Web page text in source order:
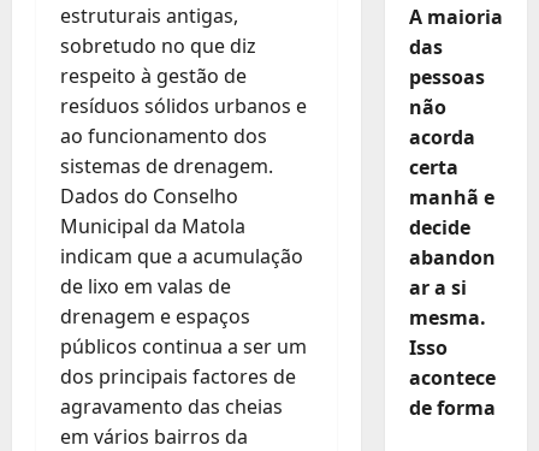
estruturais antigas,
sobretudo no que diz
respeito à gestão de
resíduos sólidos urbanos e
ao funcionamento dos
sistemas de drenagem.
Dados do Conselho
Municipal da Matola
indicam que a acumulação
de lixo em valas de
drenagem e espaços
públicos continua a ser um
dos principais factores de
agravamento das cheias
em vários bairros da
A maioria
das
pessoas
não
acorda
certa
manhã e
decide
abandon
ar a si
mesma.
Isso
acontece
de forma